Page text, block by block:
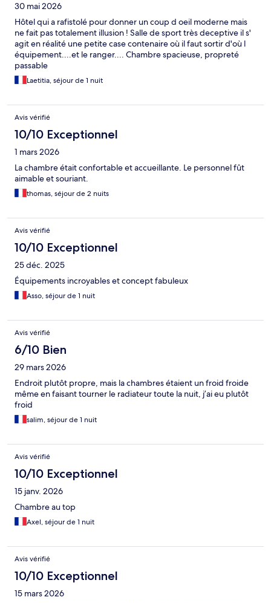
30 mai 2026
Hôtel qui a rafistolé pour donner un coup d oeil moderne mais
ne fait pas totalement illusion ! Salle de sport très deceptive il s'
agit en réalité une petite case contenaire où il faut sortir d'où l
équipement....et le ranger.... Chambre spacieuse, propreté
passable
Laetitia, séjour de 1 nuit
Avis vérifié
10/10 Exceptionnel
1 mars 2026
La chambre était confortable et accueillante. Le personnel fût
aimable et souriant.
thomas, séjour de 2 nuits
Avis vérifié
10/10 Exceptionnel
25 déc. 2025
Équipements incroyables et concept fabuleux
Asso, séjour de 1 nuit
Avis vérifié
6/10 Bien
29 mars 2026
Endroit plutôt propre, mais la chambres étaient un froid froide
même en faisant tourner le radiateur toute la nuit, j’ai eu plutôt
froid
salim, séjour de 1 nuit
Avis vérifié
10/10 Exceptionnel
15 janv. 2026
Chambre au top
Axel, séjour de 1 nuit
Avis vérifié
10/10 Exceptionnel
15 mars 2026